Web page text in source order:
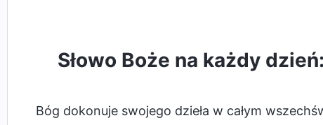
i Jego dzieło Sąd w dniach ostatecznych
Słowo Boże na każdy
Bóg dokonuje swojego dzieła w całym